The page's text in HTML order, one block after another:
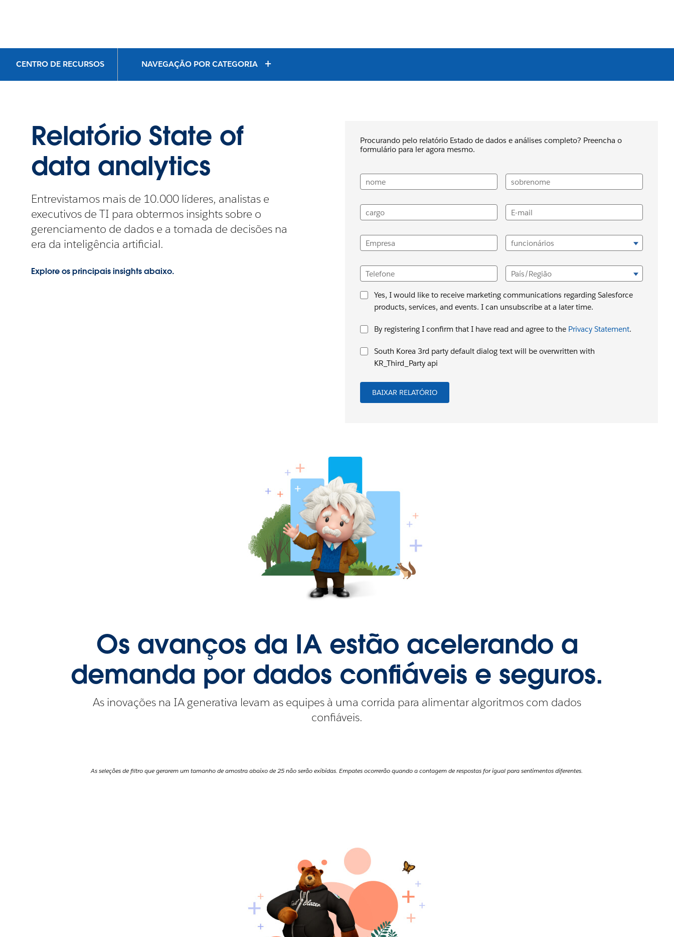
CENTRO DE RECURSOS NAVEGAÇÃO POR CATEGORIA
Relatório State of
data analytics
Entrevistamos mais de 10.000 líderes, analistas e
executivos de TI para obtermos insights sobre o
gerenciamento de dados e a tomada de decisões na
era da inteligência artificial.
Explore os principais insights abaixo.
Procurando pelo relatório Estado de dados e análises completo? Preencha o
formulário para ler agora mesmo.
nome sobrenome
cargo E-mail
Empresa funcionários
Telefone País/Região
Yes, I would like to receive marketing communications regarding Salesforce
products, services, and events. I can unsubscribe at a later time.
By registering I confirm that I have read and agree to the Privacy Statement.
South Korea 3rd party default dialog text will be overwritten with
KR_Third_Party api
BAIXAR RELATÓRIO
Os avanços da IA estão acelerando a
demanda por dados confiáveis e seguros.
As inovações na IA generativa levam as equipes à uma corrida para alimentar algoritmos com dados
confiáveis.
As seleções de filtro que gerarem um tamanho de amostra abaixo de 25 não serão exibidas. Empates ocorrerão quando a contagem de respostas for igual para sentimentos diferentes.